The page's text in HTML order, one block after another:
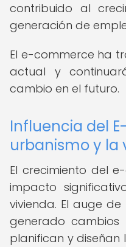
contribuido al
generación de
El e-commerce ha
actual y
cambio en el futuro.
Influencia del
urbanismo y la
El crecimiento del
impacto
vivienda. El auge
generado
planifican y diseñan